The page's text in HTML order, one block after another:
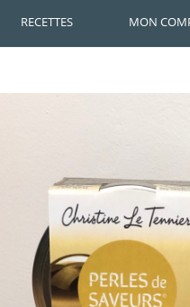
RECETTES MON